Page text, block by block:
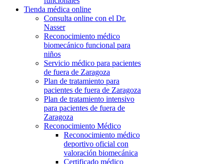
Tienda médica online
Consulta online con el Dr.
Nasser
Reconocimiento médico
biomecánico funcional para
niños
Servicio médico para pacientes
de fuera de Zaragoza
Plan de tratamiento para
pacientes de fuera de Zaragoza
Plan de tratamiento intensivo
para pacientes de fuera de
Zaragoza
Reconocimiento Médico
Reconocimiento médico
deportivo oficial con
valoración biomecánica
Certificado médico